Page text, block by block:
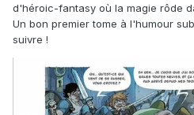
d'héroic-fantasy où la magie rôde
Un bon premier tome à l'humour
suivre !